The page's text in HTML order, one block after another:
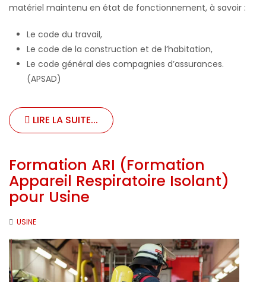
matériel maintenu en état de fonctionnement, à savoir :
Le code du travail,
Le code de la construction et de l’habitation,
Le code général des compagnies d’assurances.
(APSAD)
LIRE LA SUITE...
Formation ARI (Formation
Appareil Respiratoire Isolant)
pour Usine
USINE